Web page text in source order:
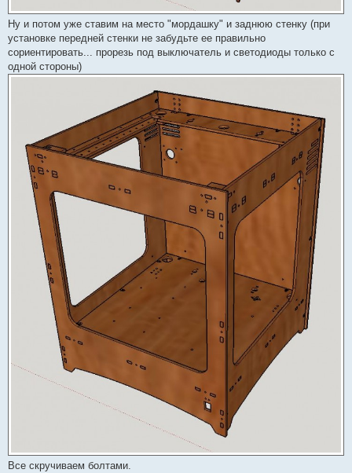
Ну и потом уже ставим на место "мордашку" и заднюю стенку (при
установке передней стенки не забудьте ее правильно
сориентировать... прорезь под выключатель и светодиоды только с
одной стороны)
Все скручиваем болтами.